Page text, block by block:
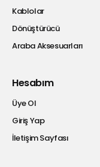
Kablolar
Dönüştürücü
Araba Aksesuarları
Hesabım
Üye Ol
Giriş Yap
İletişim Sayfası